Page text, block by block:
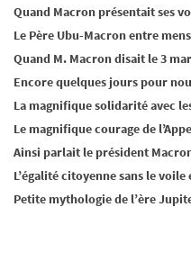
Quand Macron présentait ses
Le Père Ubu-Macron entre
Quand M. Macron disait le 3
Encore quelques jours pour
La magnifique solidarité avec
Le magnifique courage de
Ainsi parlait le président
L’égalité citoyenne sans le voile
Petite mythologie de l’ère